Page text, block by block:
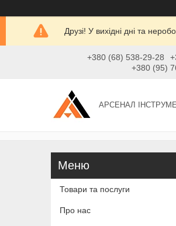
Друзі! У вихідні дні та
+380 (68) 538-29-28
+380 (95)
АРСЕНАЛ
Товари та послуги
Про нас